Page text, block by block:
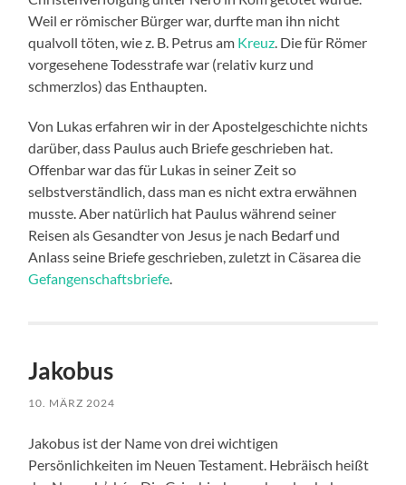
Weil er römischer Bürger war, durfte man ihn nicht
qualvoll töten, wie z. B. Petrus am Kreuz. Die für Römer
vorgesehene Todesstrafe war (relativ kurz und
schmerzlos) das Enthaupten.
Von Lukas erfahren wir in der Apostelgeschichte nichts
darüber, dass Paulus auch Briefe geschrieben hat.
Offenbar war das für Lukas in seiner Zeit so
selbstverständlich, dass man es nicht extra erwähnen
musste. Aber natürlich hat Paulus während seiner
Reisen als Gesandter von Jesus je nach Bedarf und
Anlass seine Briefe geschrieben, zuletzt in Cäsarea die
Gefangenschaftsbriefe.
Jakobus
10. MÄRZ 2024
Jakobus ist der Name von drei wichtigen
Persönlichkeiten im Neuen Testament. Hebräisch heißt